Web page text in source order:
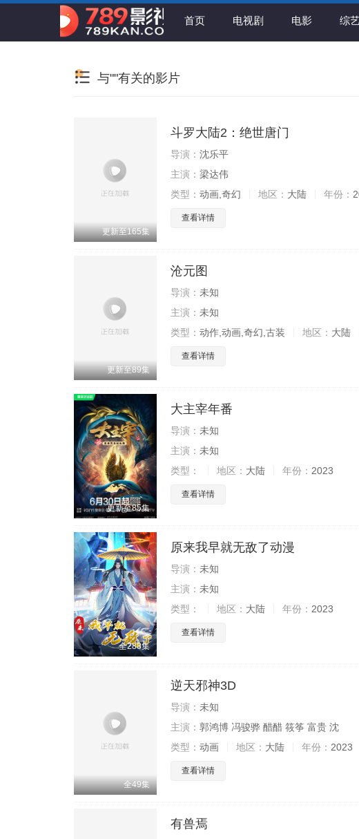
首页 电视剧 电影 综
与""有关的影片
更新至165集
斗罗大陆2：绝世唐门
导演： 沈乐平
主演： 梁达伟
类型： 动画,奇幻 地区： 大陆 年份：
查看详情
更新至89集
沧元图
导演： 未知
主演： 未知
类型： 动作,动画,奇幻,古装 地区： 大陆
查看详情
更新至85集
大主宰年番
导演： 未知
主演： 未知
类型：
地区： 大陆 年份： 2023
查看详情
全288集
原来我早就无敌了动漫
导演： 未知
主演： 未知
类型：
地区： 大陆 年份： 2023
查看详情
全49集
逆天邪神3D
导演： 未知
主演： 郭鸿博 冯骏骅 醋醋 筱筝 富贵 沈
类型： 动画 地区： 大陆 年份： 2023
查看详情
有兽焉